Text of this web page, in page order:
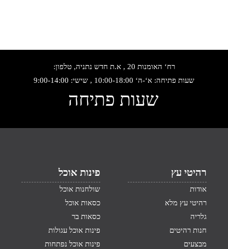
רח‘ האומנות 20 , א.ת חדש נתניה, טלפון:
שעות פתיחה: א‘-ה‘ 10:00-18:00 , שישי: 9:00-14:00
שעות פתיחה
רהיטי עץ
אודות
רהיטי עץ מלא
גלריה
חנות רהיטים
מבצעים
פינות אוכל
שולחנות אוכל
כסאות אוכל
כסאות בר
פינות אוכל עגולות
פינות אוכל נפתחות